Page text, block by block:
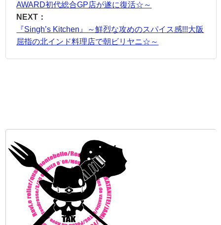
AWARD初代総合GP店が遂に復活☆～
NEXT：
『Singh’s Kitchen』～鮮烈な攻めのスパイス感!!!大阪
屈指の北インド料理店で朝ビリヤニ☆～